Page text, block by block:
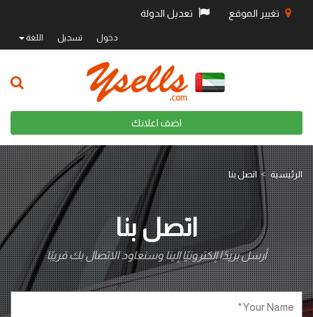
تغيير الموقع تعديل الدولة
دخول تسجيل اللغة
اضف اعلانك
الرئيسية اتصل بنا
اتصل بنا
أرسل بريدًا إلكترونيًا إلينا وسنعاود الاتصال بك قريبًا